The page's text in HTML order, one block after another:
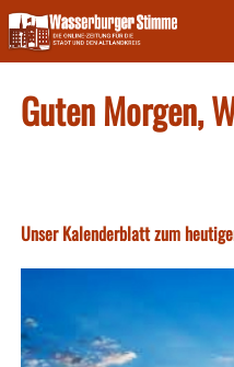
Skip
to
content
Guten Morgen,
Unser Kalenderblatt zum